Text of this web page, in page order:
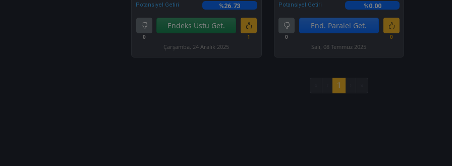
Potansiyel Getiri %26.73
0
Endeks Üstü Get.
1
Çarşamba, 24 Aralık 2025
Potansiyel Getiri %0.00
0
End. Paralel Get.
0
Salı, 08 Temmuz 2025
1